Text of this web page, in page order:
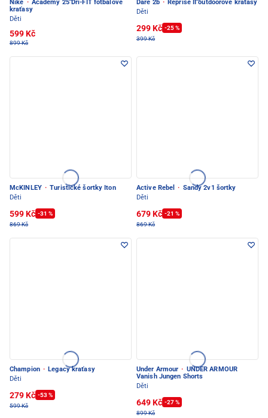
Nike · Academy 25 Dri-FIT fotbalové
kraťasy
Děti
599 Kč
899 Kč
Dare 2b · Reprise II outdoorové kraťasy
Děti
299 Kč -25 %
399 Kč
McKINLEY · Turistické šortky Iton
Děti
599 Kč -31 %
869 Kč
Active Rebel · Sandy 2v1 šortky
Děti
679 Kč -21 %
869 Kč
Champion · Legacy kraťasy
Děti
279 Kč -53 %
599 Kč
Under Armour · UNDER ARMOUR
Vanish Jungen Shorts
Děti
649 Kč -27 %
899 Kč